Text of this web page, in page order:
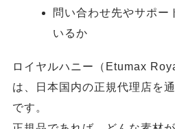
問い合わせ先やサポー
いるか
ロイヤルハニー（Etumax
は、日本国内の正規代理店を
です。